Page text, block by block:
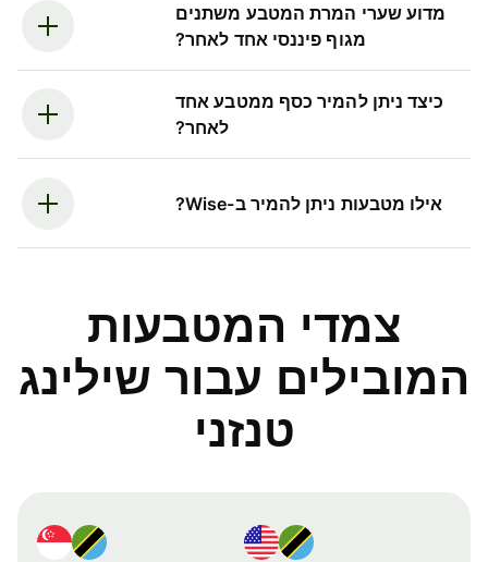
מדוע שערי המרת המטבע משתנים
מגוף פיננסי אחד לאחר?
כיצד ניתן להמיר כסף ממטבע אחד
לאחר?
אילו מטבעות ניתן להמיר ב-Wise?
צמדי המטבעות
המובילים עבור שילינג
טנזני